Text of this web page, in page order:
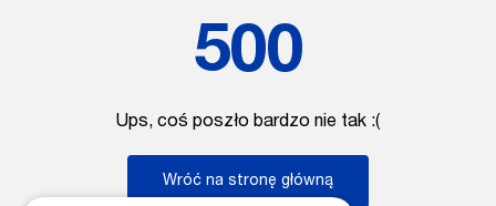
500
Ups, coś poszło bardzo nie tak :(
Wróć na stronę główną